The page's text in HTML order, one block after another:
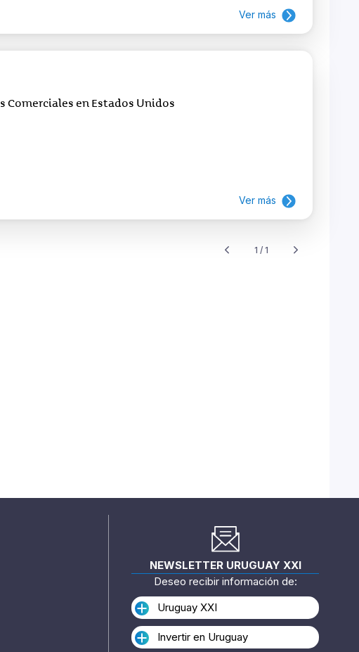
Ver más
en Estados Unidos
Ver más
1 / 1
NEWSLETTER URUGUAY XXI
Deseo recibir información de:
Uruguay XXI
Invertir en Uruguay